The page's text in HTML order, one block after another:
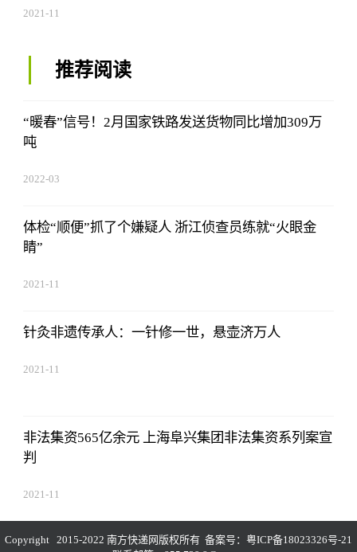
2021-11
推荐阅读
“暖春”信号！2月国家铁路发送货物同比增加309万
吨
2022-03
体检“顺便”抓了个嫌疑人 浙江侦查员练就“火眼金
睛”
2021-11
针灸非遗传承人：一针修一世，悬壶济万人
2021-11
非法集资565亿余元 上海阜兴集团非法集资系列案宣
判
2021-11
Copyright 2015-2022 南方快递网版权所有 备案号： 粤ICP备18023326号-21